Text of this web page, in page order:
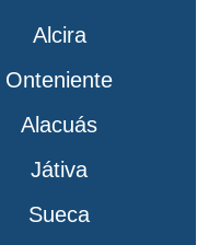
Alcira
Onteniente
Alacuás
Játiva
Sueca